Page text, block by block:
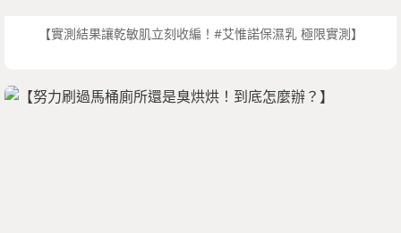
【實測結果讓乾敏肌立刻收編！#艾惟諾保濕乳 極限實測】